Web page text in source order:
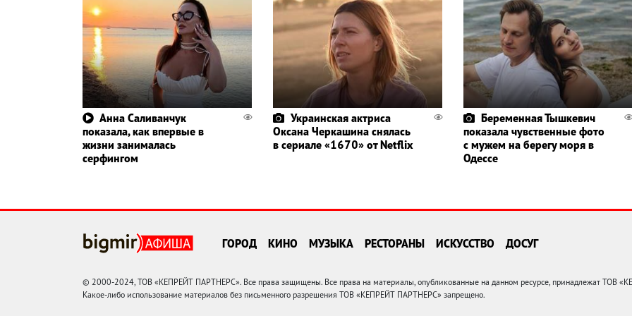
Анна Саливанчук
показала, как впервые в
жизни занималась
серфингом
Украинская актриса
Оксана Черкашина снялась
в сериале «1670» от Netflix
Беременная Тышкевич
показала чувственные фото
с мужем на берегу моря в
Одессе
ГОРОД КИНО МУЗЫКА РЕСТОРАНЫ ИСКУССТВО ДОСУГ
© 2000-2024, ТОВ «КЕПРЕЙТ ПАРТНЕРС». Все права защищены. Все права на материалы, опубликованные на данном ресурсе, принадлежат ТОВ
Какое-либо использование материалов без письменного разрешения ТОВ «КЕПРЕЙТ ПАРТНЕРС» запрещено.